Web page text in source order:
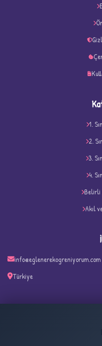
1.
2.
3.
4.
Belirli
Akıl
info@eglenerekogreniyorum.com
Türkiye